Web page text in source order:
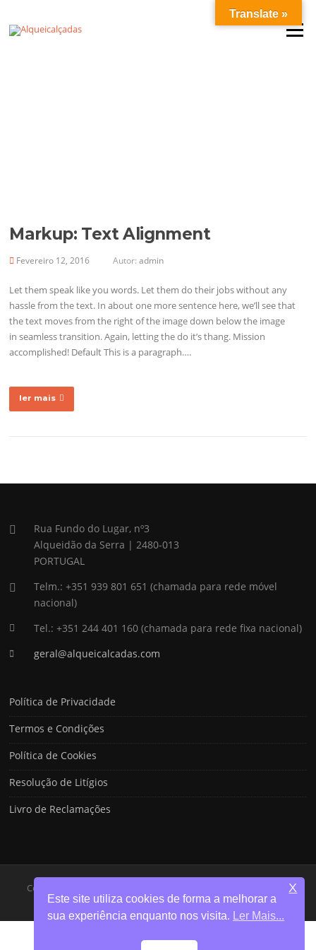
para
Menu
Markup: Text Alignment
Fevereiro 12, 2016 Autor:admin
Let them speak like you words. Let them do their jobs without any
hassle from the text. In about one more sentence here, we’ll see that
the text moves from the right of the image down below the image
in seamless transition. Again, letting the do it’s thang. Mission
accomplished! Default This is a paragraph….
ler mais
Rua Fundo do Lugar, nº3
Alqueidão da Serra | 2480-013
PORTUGAL
Telm.: +351 939 801 651 (chamada para rede móvel
nacional)
Tel.: +351 244 401 160 (chamada para rede fixa nacional)
geral@alqueicalcadas.com
Política de Privacidade
Termos e Condições
Política de Cookies
Resolução de Litígios
Livro de Reclamações
Copyright © 2023 Alqueicalçadas - Desenvolvido por:
Sweb.Edu
Translate »
Este site utiliza cookies de forma a melhorar a
sua experiência enquanto nos visita.
Ler Mais...
X